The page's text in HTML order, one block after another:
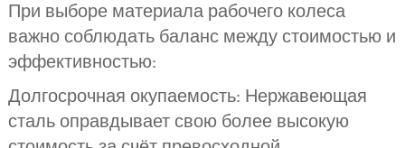
При выборе материала рабочего колеса
важно соблюдать баланс между стоимостью и
эффективностью:
Долгосрочная окупаемость: Нержавеющая
сталь оправдывает свою более высокую